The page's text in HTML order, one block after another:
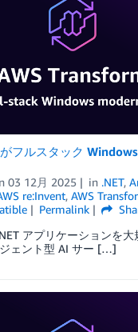
フルスタック
03 12月 2025 in .NET,
re:Invent, AWS
Permalink
アプリケーションを
ェント型 AI サー […]